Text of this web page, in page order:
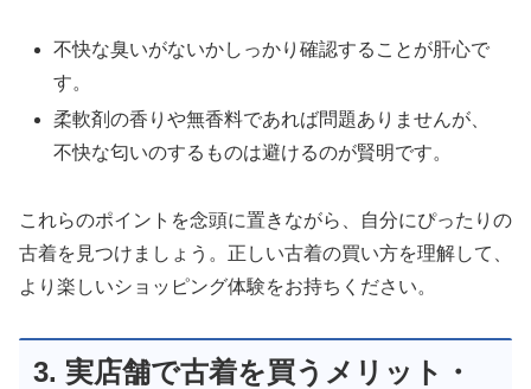
不快な臭いがないかしっかり確認することが肝心で
す。
柔軟剤の香りや無香料であれば問題ありませんが、
不快な匂いのするものは避けるのが賢明です。
これらのポイントを念頭に置きながら、自分にぴったりの
古着を見つけましょう。正しい古着の買い方を理解して、
より楽しいショッピング体験をお持ちください。
3. 実店舗で古着を買うメリット・